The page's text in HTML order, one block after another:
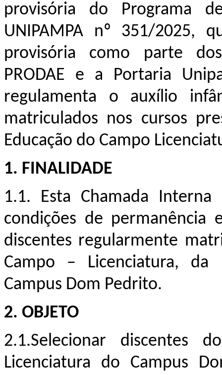
provisória do Programa
UNIPAMPA nº 351/2025,
provisória como parte
PRODAE e a Portaria
regulamenta o auxílio
matriculados nos cursos
Educação do Campo
1. FINALIDADE
1.1. Esta Chamada
condições de permanência
discentes regularmente
Campo – Licenciatura, da
Campus Dom Pedrito.
2. OBJETO
2.1.Selecionar discentes
Licenciatura do Campus